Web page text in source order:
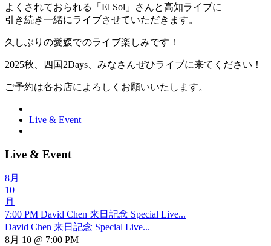
よくされておられる「El Sol」さんと高知ライブに
引き続き一緒にライブさせていただきます。
久しぶりの愛媛でのライブ楽しみです！
2025秋、四国2Days、みなさんぜひライブに来てください！
ご予約は各お店によろしくお願いいたします。
Live & Event
Live & Event
8月
10
月
7:00 PM David Chen 来日記念 Special Live...
David Chen 来日記念 Special Live...
8月 10 @ 7:00 PM